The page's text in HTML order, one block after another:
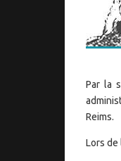
Par la
Reims.
Lors